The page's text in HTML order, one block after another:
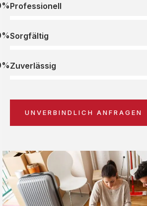
Professionell
Sorgfältig
Zuverlässig
UNVERBINDLICH ANFRAGEN